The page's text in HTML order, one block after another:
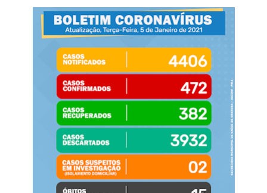
Jul 07, 2026 ExpoSerra Araruna 2026 acontecerá de 10 a 12 de julho
Ago 05, 2026
Educação de Araruna alcança avanço histórico no IDEB 2025 e reafirma
compromisso com a qualidade do ensino